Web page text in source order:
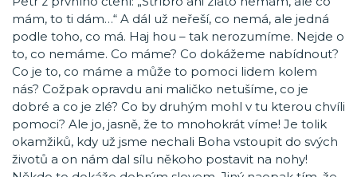
mám, to ti dám…“ A dál už neřeší, co nemá, ale jedná
podle toho, co má. Haj hou – tak nerozumíme. Nejde o
to, co nemáme. Co máme? Co dokážeme nabídnout?
Co je to, co máme a může to pomoci lidem kolem
nás? Cožpak opravdu ani maličko netušíme, co je
dobré a co je zlé? Co by druhým mohl v tu kterou chvíli
pomoci? Ale jo, jasně, že to mnohokrát víme! Je tolik
okamžiků, kdy už jsme nechali Boha vstoupit do svých
životů a on nám dal sílu někoho postavit na nohy!